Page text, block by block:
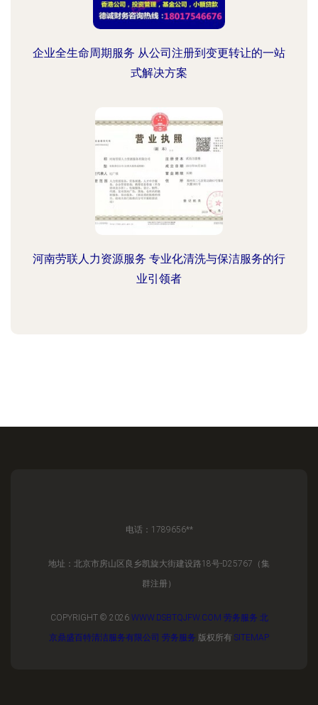
企业全生命周期服务 从公司注册到变更转让的一站
式解决方案
河南劳联人力资源服务 专业化清洗与保洁服务的行
业引领者
电话：1789656**
地址：北京市房山区良乡凯旋大街建设路18号-D25767（集
群注册）
COPYRIGHT © 2026 WWW.DSBTQJFW.COM 劳务服务 北
京鼎盛百特清洁服务有限公司 劳务服务 版权所有 SITEMAP